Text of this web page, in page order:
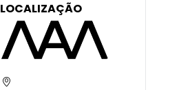
LOCALIZAÇÃO